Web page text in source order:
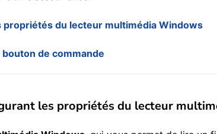
propriétés du lecteur multimédia Windows
de commande
les propriétés du lecteur